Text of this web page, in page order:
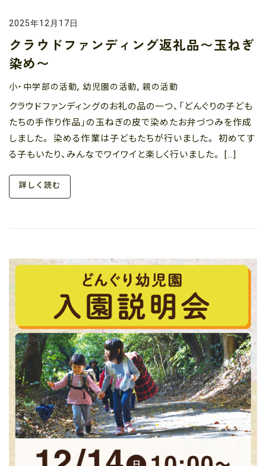
2025年12月17日
クラウドファンディング返礼品〜玉ねぎ
染め〜
小・中学部の活動,幼児園の活動, 親の活動
クラウドファンディングのお礼の品の一つ、「どんぐりの子ども
たちの手作り作品」の玉ねぎの皮で染めたお弁づつみを作成
しました。 染める作業は子どもたちが行いました。 初めてす
る子もいたり、みんなでワイワイと楽しく行いました。 […]
詳しく読む